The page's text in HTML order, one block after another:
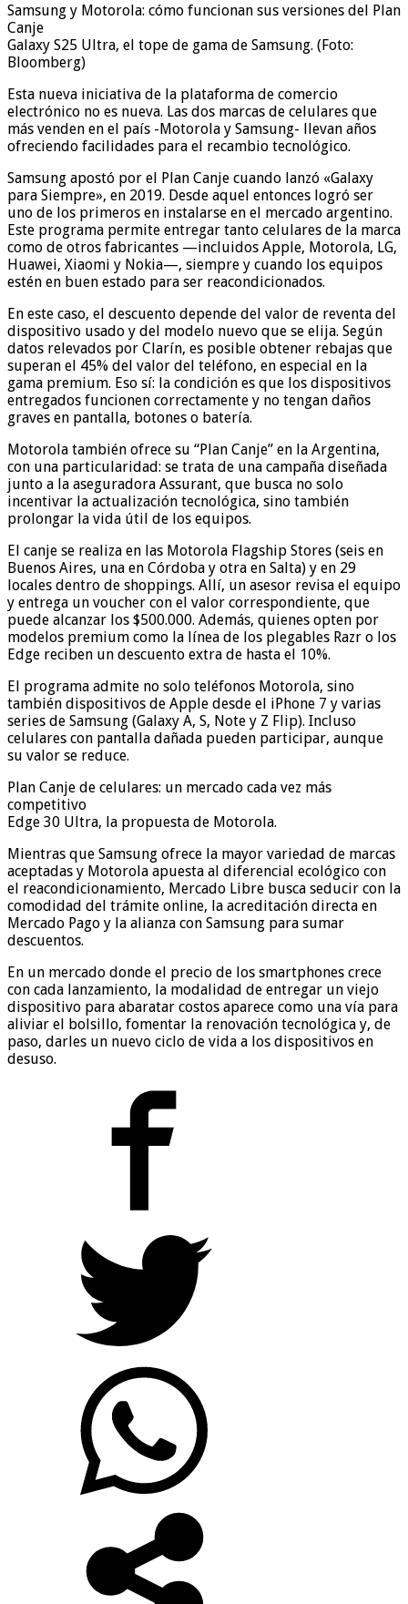
Samsung y Motorola: cómo funcionan sus versiones del Plan
Canje
Galaxy S25 Ultra, el tope de gama de Samsung. (Foto:
Bloomberg)
Esta nueva iniciativa de la plataforma de comercio
electrónico no es nueva. Las dos marcas de celulares que
más venden en el país -Motorola y Samsung- llevan años
ofreciendo facilidades para el recambio tecnológico.
Samsung apostó por el Plan Canje cuando lanzó «Galaxy
para Siempre», en 2019. Desde aquel entonces logró ser
uno de los primeros en instalarse en el mercado argentino.
Este programa permite entregar tanto celulares de la marca
como de otros fabricantes —incluidos Apple, Motorola, LG,
Huawei, Xiaomi y Nokia—, siempre y cuando los equipos
estén en buen estado para ser reacondicionados.
En este caso, el descuento depende del valor de reventa del
dispositivo usado y del modelo nuevo que se elija. Según
datos relevados por Clarín, es posible obtener rebajas que
superan el 45% del valor del teléfono, en especial en la
gama premium. Eso sí: la condición es que los dispositivos
entregados funcionen correctamente y no tengan daños
graves en pantalla, botones o batería.
Motorola también ofrece su “Plan Canje” en la Argentina,
con una particularidad: se trata de una campaña diseñada
junto a la aseguradora Assurant, que busca no solo
incentivar la actualización tecnológica, sino también
prolongar la vida útil de los equipos.
El canje se realiza en las Motorola Flagship Stores (seis en
Buenos Aires, una en Córdoba y otra en Salta) y en 29
locales dentro de shoppings. Allí, un asesor revisa el equipo
y entrega un voucher con el valor correspondiente, que
puede alcanzar los $500.000. Además, quienes opten por
modelos premium como la línea de los plegables Razr o los
Edge reciben un descuento extra de hasta el 10%.
El programa admite no solo teléfonos Motorola, sino
también dispositivos de Apple desde el iPhone 7 y varias
series de Samsung (Galaxy A, S, Note y Z Flip). Incluso
celulares con pantalla dañada pueden participar, aunque
su valor se reduce.
Plan Canje de celulares: un mercado cada vez más
competitivo
Edge 30 Ultra, la propuesta de Motorola.
Mientras que Samsung ofrece la mayor variedad de marcas
aceptadas y Motorola apuesta al diferencial ecológico con
el reacondicionamiento, Mercado Libre busca seducir con la
comodidad del trámite online, la acreditación directa en
Mercado Pago y la alianza con Samsung para sumar
descuentos.
En un mercado donde el precio de los smartphones crece
con cada lanzamiento, la modalidad de entregar un viejo
dispositivo para abaratar costos aparece como una vía para
aliviar el bolsillo, fomentar la renovación tecnológica y, de
paso, darles un nuevo ciclo de vida a los dispositivos en
desuso.